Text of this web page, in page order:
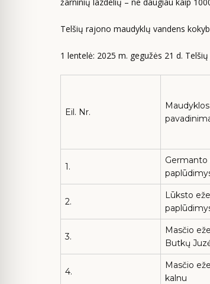
Telšių rajono maudyklų vandens
1 lentelė: 2025 m. gegužės 21 d.
Eil. Nr.
Maudyklos
1.
Germanto
2.
Lūksto
3.
Masčio
Butkų
4.
Masčio
kalnu